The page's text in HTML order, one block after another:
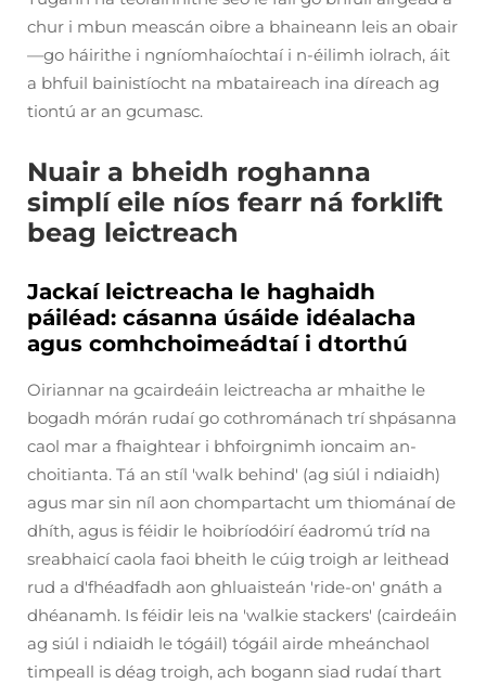
chur i mbun meascán oibre a bhaineann leis an obair
—go háirithe i ngníomhaíochtaí i n-éilimh iolrach, áit
a bhfuil bainistíocht na mbataireach ina díreach ag
tiontú ar an gcumasc.
Nuair a bheidh roghanna
simplí eile níos fearr ná forklift
beag leictreach
Jackaí leictreacha le haghaidh
páiléad: cásanna úsáide idéalacha
agus comhchoimeádtaí i dtorthú
Oiriannar na gcairdeáin leictreacha ar mhaithe le
bogadh mórán rudaí go cothrománach trí shpásanna
caol mar a fhaightear i bhfoirgnimh ioncaim an-
choitianta. Tá an stíl 'walk behind' (ag siúl i ndiaidh)
agus mar sin níl aon chompartacht um thiománaí de
dhíth, agus is féidir le hoibríodóirí éadromú tríd na
sreabhaicí caola faoi bheith le cúig troigh ar leithead
rud a d'fhéadfadh aon ghluaisteán 'ride-on' gnáth a
dhéanamh. Is féidir leis na 'walkie stackers' (cairdeáin
ag siúl i ndiaidh le tógáil) tógáil airde mheánchaol
timpeall is déag troigh, ach bogann siad rudaí thart